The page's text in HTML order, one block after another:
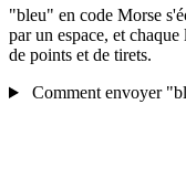
"bleu" en code Morse
par un espace, et
de points et de tirets.
Comment envoyer